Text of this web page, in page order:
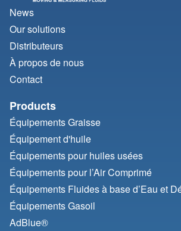
News
Our solutions
Distributeurs
À propos de nous
Contact
Products
Équipements Graisse
Équipement d'huile
Équipements pour huiles usées
Équipements pour l’Air Comprimé
Équipements Fluides à base d’Eau et
Équipements Gasoil
AdBlue®